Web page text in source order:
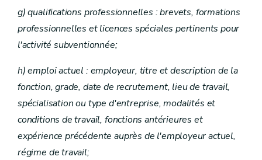
g) qualifications professionnelles : brevets, formations
professionnelles et licences spéciales pertinents pour
l'activité subventionnée;
h) emploi actuel : employeur, titre et description de la
fonction, grade, date de recrutement, lieu de travail,
spécialisation ou type d'entreprise, modalités et
conditions de travail, fonctions antérieures et
expérience précédente auprès de l'employeur actuel,
régime de travail;